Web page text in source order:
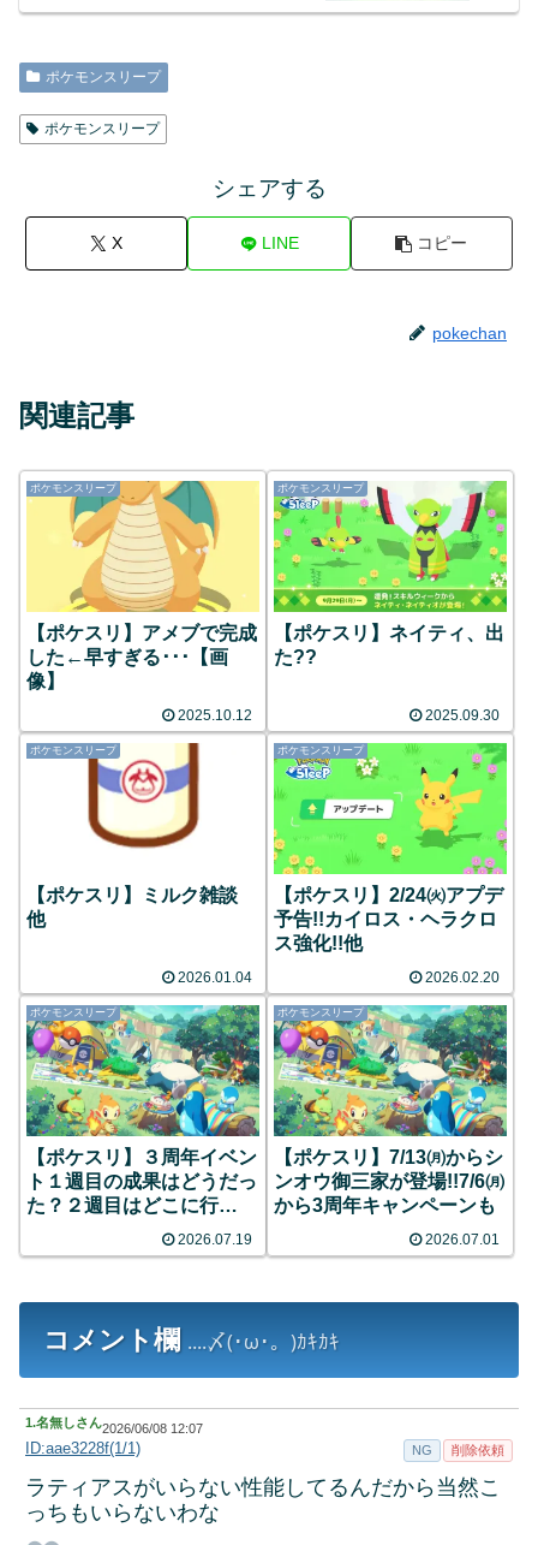
ポケモンスリープ
ポケモンスリープ
シェアする
X LINE コピー
pokechan
関連記事
ポケモンスリープ
【ポケスリ】アメブで完成
した←早すぎる･･･【画
像】
2025.10.12
ポケモンスリープ
【ポケスリ】ネイティ、出
た??
2025.09.30
ポケモンスリープ
【ポケスリ】ミルク雑談
他
2026.01.04
ポケモンスリープ
【ポケスリ】2/24㈫アプデ
予告!!カイロス・ヘラクロ
ス強化!!他
2026.02.20
ポケモンスリープ
【ポケスリ】３周年イベン
ト１週目の成果はどうだっ
た？２週目はどこに行
2026.07.19
ポケモンスリープ
【ポケスリ】7/13㈪からシ
ンオウ御三家が登場!!7/6㈪
から3周年キャンペーンも
2026.07.01
コメント欄 ....〆(･ω･。)ｶｷｶｷ
1.名無しさん2026/06/08 12:07
ID:aae3228f(1/1) NG 削除依頼
ラティアスがいらない性能してるんだから当然こ
っちもいらないわな